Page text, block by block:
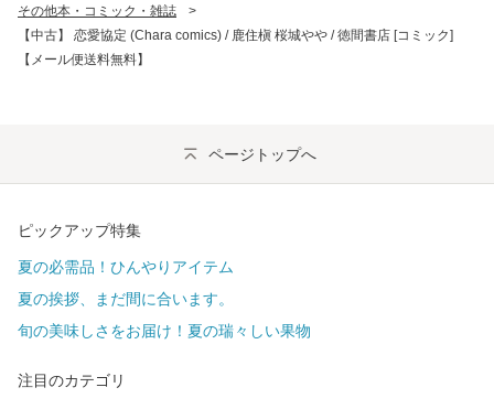
その他本・コミック・雑誌
>
【中古】 恋愛協定 (Chara comics) / 鹿住槇 桜城やや / 徳間書店 [コミック]
【メール便送料無料】
ページトップへ
ピックアップ特集
夏の必需品！ひんやりアイテム
夏の挨拶、まだ間に合います。
旬の美味しさをお届け！夏の瑞々しい果物
注目のカテゴリ